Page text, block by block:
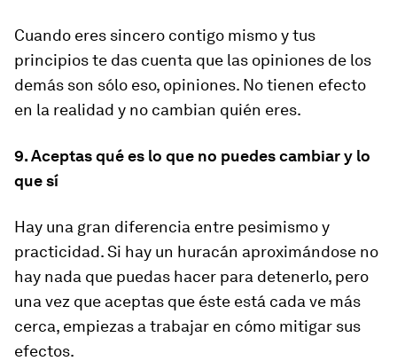
Cuando eres sincero contigo mismo y tus
principios te das cuenta que las opiniones de los
demás son sólo eso, opiniones. No tienen efecto
en la realidad y no cambian quién eres.
9. Aceptas qué es lo que no puedes cambiar y lo
que sí
Hay una gran diferencia entre pesimismo y
practicidad. Si hay un huracán aproximándose no
hay nada que puedas hacer para detenerlo, pero
una vez que aceptas que éste está cada ve más
cerca, empiezas a trabajar en cómo mitigar sus
efectos.